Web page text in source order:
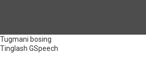
Tugmani bosing
Tinglash GSpeech